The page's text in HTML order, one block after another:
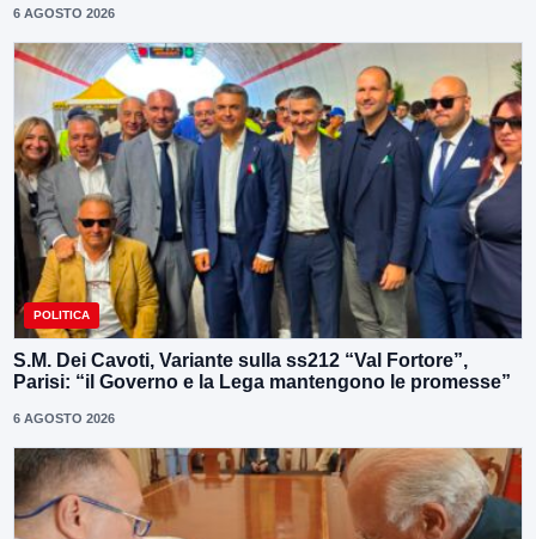
6 AGOSTO 2026
POLITICA
S.M. Dei Cavoti, Variante sulla ss212 “Val Fortore”,
Parisi: “il Governo e la Lega mantengono le promesse”
6 AGOSTO 2026